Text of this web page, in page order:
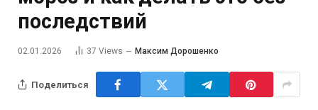
последствий
02.01.2026 37 Views Максим Дорошенко
Поделиться